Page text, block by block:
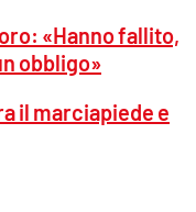
«Hanno fallito,
obbligo»
il marciapiede e